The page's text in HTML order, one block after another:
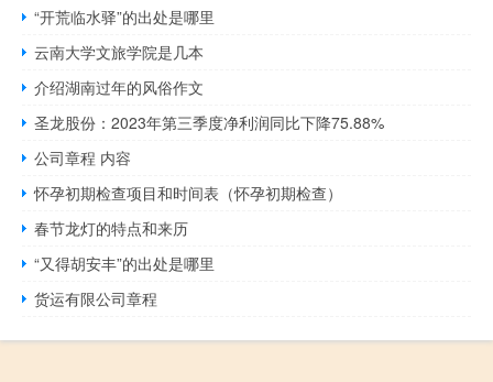
“开荒临水驿”的出处是哪里
云南大学文旅学院是几本
介绍湖南过年的风俗作文
圣龙股份：2023年第三季度净利润同比下降75.88%
公司章程 内容
怀孕初期检查项目和时间表（怀孕初期检查）
春节龙灯的特点和来历
“又得胡安丰”的出处是哪里
货运有限公司章程